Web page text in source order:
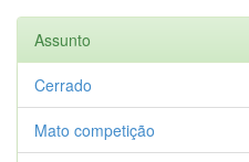
Assunto
Cerrado
Mato competição